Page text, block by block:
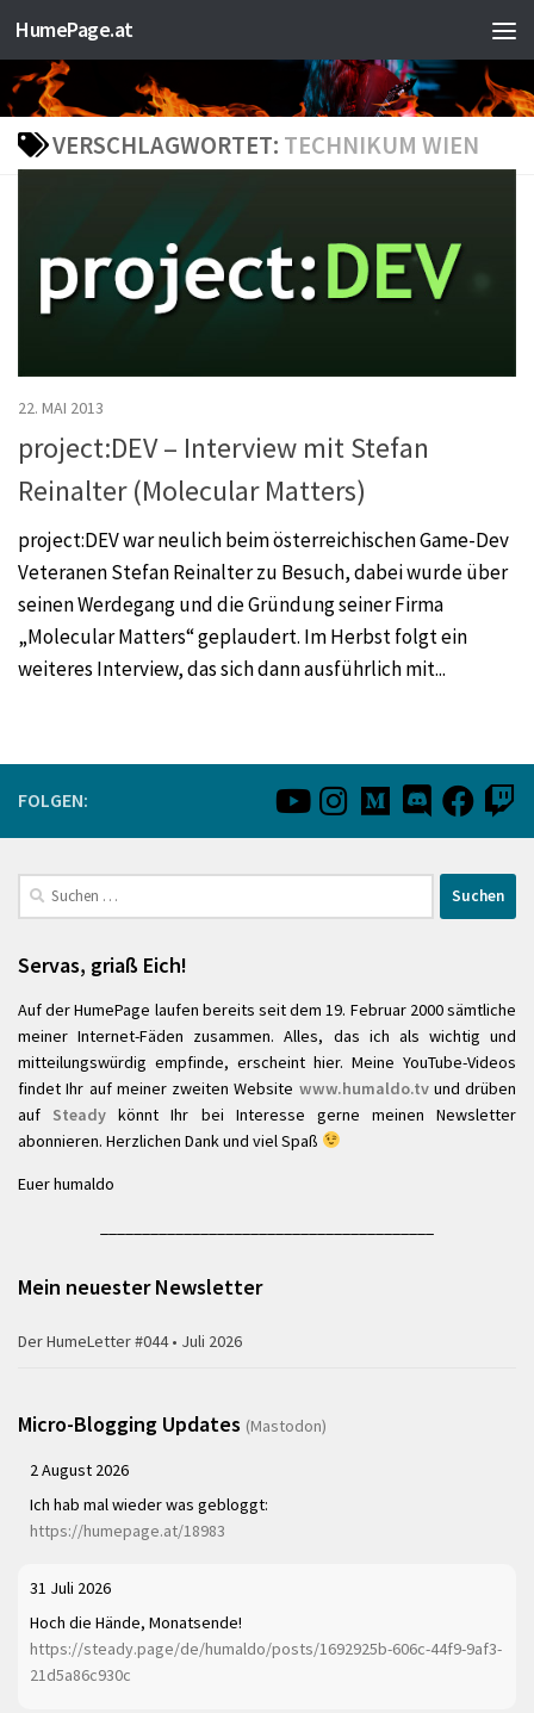
Zum Inhalt springen
HumePage.at
VERSCHLAGWORTET: TECHNIKUM WIEN
22. MAI 2013
project:DEV – Interview mit Stefan
Reinalter (Molecular Matters)
project:DEV war neulich beim österreichischen Game-Dev
Veteranen Stefan Reinalter zu Besuch, dabei wurde über
seinen Werdegang und die Gründung seiner Firma
„Molecular Matters“ geplaudert. Im Herbst folgt ein
weiteres Interview, das sich dann ausführlich mit...
FOLGEN:
Suchen
nach:
Servas, griaß Eich!
Auf der HumePage laufen bereits seit dem 19. Februar 2000 sämtliche
meiner Internet-Fäden zusammen. Alles, das ich als wichtig und
mitteilungswürdig empfinde, erscheint hier. Meine YouTube-Videos
findet Ihr auf meiner zweiten Website www.humaldo.tvund drüben
auf Steady könnt Ihr bei Interesse gerne meinen Newsletter
abonnieren. Herzlichen Dank und viel Spaß
Euer humaldo
Mein neuester Newsletter
Der HumeLetter #044 • Juli 2026
Micro-Blogging Updates (Mastodon)
2 August 2026
Ich hab mal wieder was gebloggt:
https://humepage.at/18983
31 Juli 2026
Hoch die Hände, Monatsende!
https://steady.page/de/humaldo/posts/1692925b-606c-44f9-9af3-
21d5a86c930c